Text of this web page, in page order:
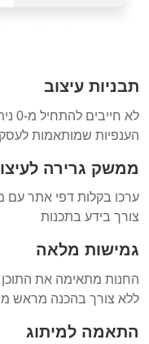
תבניות עיצוב
לא
הענפיות שמותאמות
ממשק גרירה
ערכו בקלות דפי אתר עם
צורך בידע בתכנות
גמישות מלאה
החנות מתאימה את התוכן
ללא צורך בהכנה מראש
התאמה למיתוג